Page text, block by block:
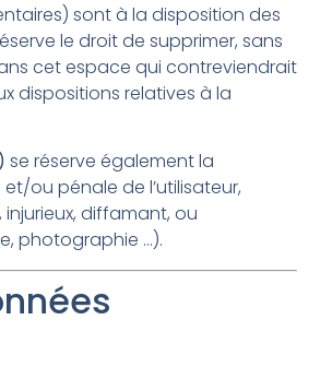
sont à la disposition des
le droit de supprimer, sans
cet espace qui contreviendrait
dispositions relatives à la
se réserve également la
ou pénale de l’utilisateur,
diffamant, ou
photographie …).